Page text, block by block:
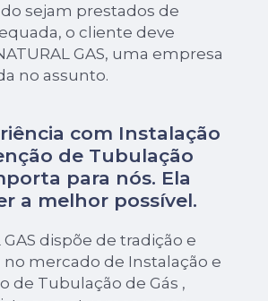
sejam prestados de
o cliente deve
GAS, uma empresa
no assunto.
com Instalação
de Tubulação
para nós. Ela
a melhor possível.
GAS dispõe de tradição e
mercado de Instalação e
de Tubulação de Gás ,